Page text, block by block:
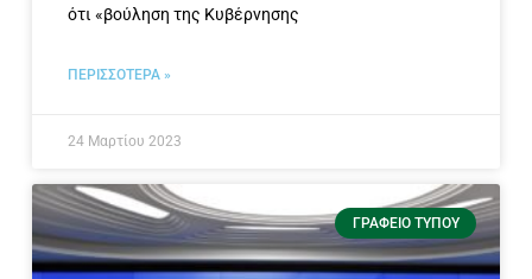
ότι «βούληση της Κυβέρνησης
ΠΕΡΙΣΣΟΤΕΡΑ »
24 Μαρτίου 2023
ΓΡΑΦΕΊΟ ΤΎΠΟΥ